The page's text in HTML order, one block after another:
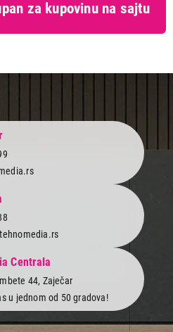
potrošača
za kupovinu na sajtu
-110x30cm
korpu.
Centrala
44, Zaječar
u jednom od 50 gradova!